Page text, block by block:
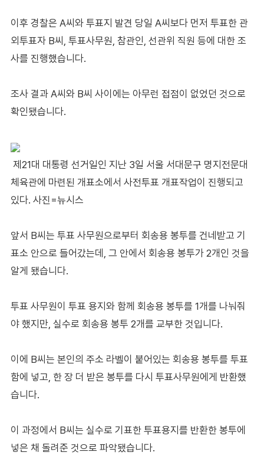
이후 경찰은 A씨와 투표지 발견 당일 A씨보다 먼저 투표한 관
외투표자 B씨, 투표사무원, 참관인, 선관위 직원 등에 대한 조
사를 진행했습니다.
조사 결과 A씨와 B씨 사이에는 아무런 접점이 없었던 것으로
확인됐습니다.
제21대 대통령 선거일인 지난 3일 서울 서대문구 명지전문대
체육관에 마련된 개표소에서 사전투표 개표작업이 진행되고
있다. 사진=뉴시스
앞서 B씨는 투표 사무원으로부터 회송용 봉투를 건네받고 기
표소 안으로 들어갔는데, 그 안에서 회송용 봉투가 2개인 것을
알게 됐습니다.
투표 사무원이 투표 용지와 함께 회송용 봉투를 1개를 나눠줘
야 했지만, 실수로 회송용 봉투 2개를 교부한 것입니다.
이에 B씨는 본인의 주소 라벨이 붙어있는 회송용 봉투를 투표
함에 넣고, 한 장 더 받은 봉투를 다시 투표사무원에게 반환했
습니다.
이 과정에서 B씨는 실수로 기표한 투표용지를 반환한 봉투에
넣은 채 돌려준 것으로 파악됐습니다.